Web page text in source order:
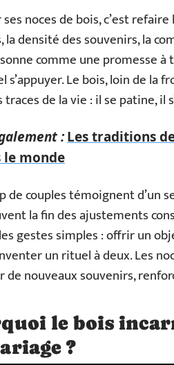
noces de bois, c’est
la densité des souvenirs, la
comme une promesse à
s’appuyer. Le bois, loin de la
de la vie : il se patine, il
:Les traditions
monde
de couples témoignent d’un
la fin des ajustements
gestes simples : offrir un
un rituel à deux. Les
de nouveaux souvenirs,
le bois
?